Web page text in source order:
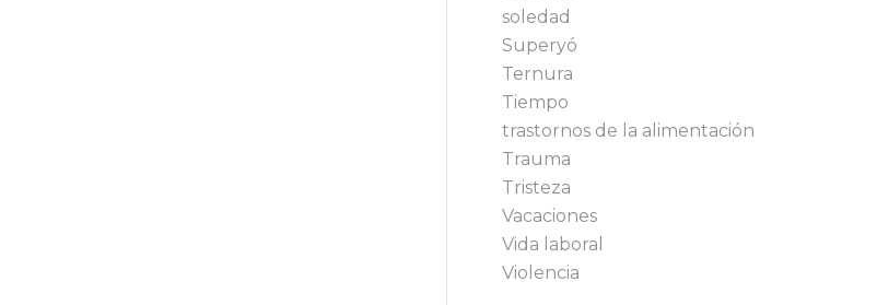
soledad
Superyó
Ternura
Tiempo
trastornos de la alimentación
Trauma
Tristeza
Vacaciones
Vida laboral
Violencia